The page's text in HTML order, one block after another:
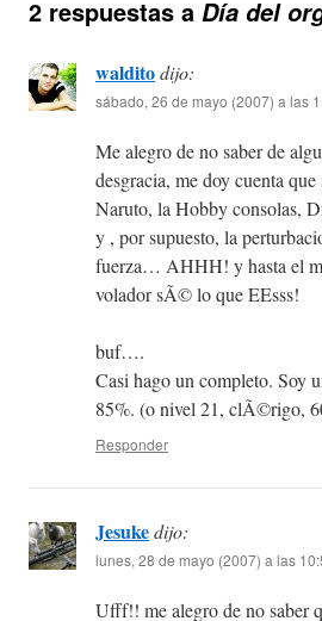
2 respuestas a Día del
walditodijo:
sábado, 26 de mayo (2007) a las
Me alegro de no saber de
desgracia, me doy cuenta
Naruto, la Hobby consolas,
y , por supuesto, la
fuerza… AHHH! y hasta el
volador sÃ© lo que EEsss!
buf….
Casi hago un completo. Soy
85%. (o nivel 21, clÃ©rigo,
Responder
Jesukedijo:
lunes, 28 de mayo (2007) a las
Ufff!! me alegro de no saber